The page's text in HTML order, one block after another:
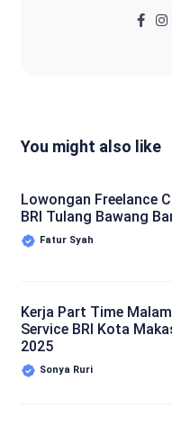
You might also like
Lowongan Freelance
BRI Tulang Bawang
Fatur Syah
Kerja Part Time
Service BRI Kota
2025
Sonya Ruri